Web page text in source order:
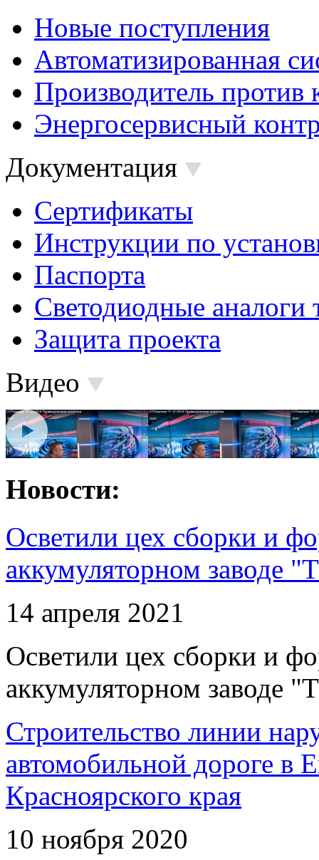
Новые поступления
Автоматизированная
Производитель против
Энергосервисный
Документация
Сертификаты
Инструкции по
Паспорта
Светодиодные аналоги
Защита проекта
Видео
Новости:
Осветили цех сборки и
аккумуляторном заводе
14 апреля 2021
Осветили цех сборки и
аккумуляторном заводе
Строительство линии
автомобильной дороге в
Красноярского края
10 ноября 2020